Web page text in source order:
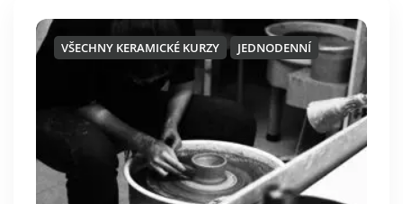
VŠECHNY KERAMICKÉ KURZY JEDNODENNÍ